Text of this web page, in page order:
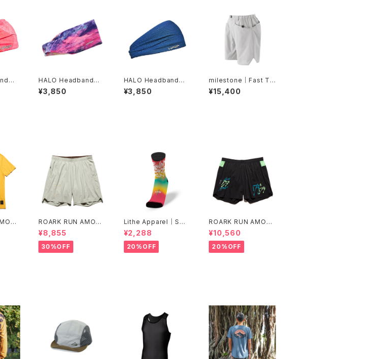
｜H
（V
HALO Headband｜H
ALO バンディット JP（d
usk）
¥3,850
HALO Headband｜H
ALO バンディット JP（A
ir Abyss Blue）
¥3,850
milestone｜Fast Tra
il Shorts（グレーシャ
ーシルバー）
¥15,400
SS
ROARK RUN AMOK
｜BOMMER 2.0 7" C
ol.CHAPARRAL
¥8,855
30%OFF
Lithe Apparel｜SWI
M BIKE RUN [COLO
R]
¥2,288
20%OFF
ROARK RUN AMOK
｜ALTA 5" Col.BLAC
K FJORD
¥10,560
20%OFF